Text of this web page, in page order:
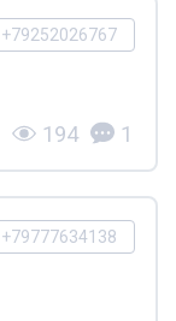
+79252026767
194 1
+79777634138